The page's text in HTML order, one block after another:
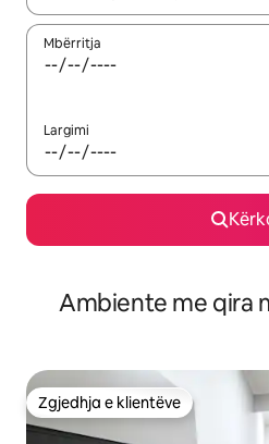
Mbërritja
Largimi
Ambiente me qira
Zgjedhja e klientëve
Zgjedhja e klientëve